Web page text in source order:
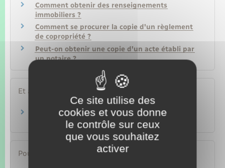
Comment obtenir des renseignements
immobiliers ?
Comment se procurer la copie d'un règlement
de copropriété ?
Peut-on obtenir une copie d'un acte établi par
un notaire ?
Et aussi
Achat ou vente d'un logement
Pour en savoir plus
Ce site utilise des
cookies et vous donne
le contrôle sur ceux
que vous souhaitez
activer